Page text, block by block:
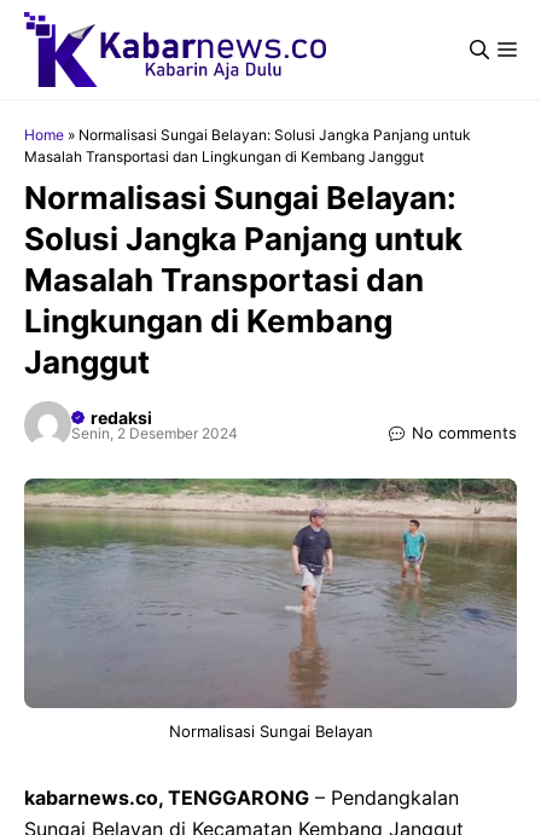
Langsung
Home » Normalisasi Sungai Belayan: Solusi Jangka Panjang untuk
Masalah Transportasi dan Lingkungan di Kembang Janggut
Normalisasi Sungai Belayan:
Solusi Jangka Panjang untuk
Masalah Transportasi dan
Lingkungan di Kembang
Janggut
redaksi
Senin, 2 Desember 2024 No comments
Normalisasi Sungai Belayan
kabarnews.co, TENGGARONG – Pendangkalan
Sungai Belayan di Kecamatan Kembang Janggut